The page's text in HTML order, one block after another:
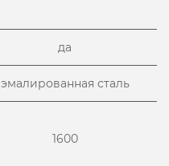
да
эмалированная сталь
1600